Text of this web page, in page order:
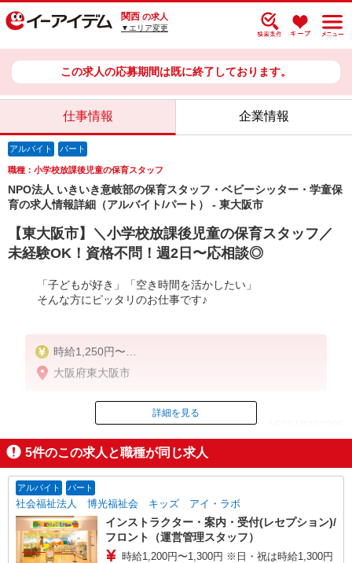
関西 の求人
▼エリア変更
この求人の応募期間は既に終了しております。
仕事情報 企業情報
アルバイト パート
職種：小学校放課後児童の保育スタッフ
NPO法人 いきいき意岐部の保育スタッフ・ベビーシッター・学童保
育の求人情報詳細（アルバイト/パート） - 東大阪市
【東大阪市】＼小学校放課後児童の保育スタッフ／
未経験OK！資格不問！週2日〜応相談◎
「子どもが好き」「空き時間を活かしたい」
そんな方にピッタリのお仕事です♪
時給1,250円〜
※試用期間最長90h（同条件）
大阪府東大阪市
ID：AE0618292295
掲載期間終了
詳細を見る
5件のこの求人と職種が同じ求人
アルバイト パート
社会福祉法人 博光福祉会 キッズ アイ・ラボ
インストラクター・案内・受付(レセプション)/
フロント（運営管理スタッフ）
時給1,200円〜1,300円 ※日・祝は時給1,300円